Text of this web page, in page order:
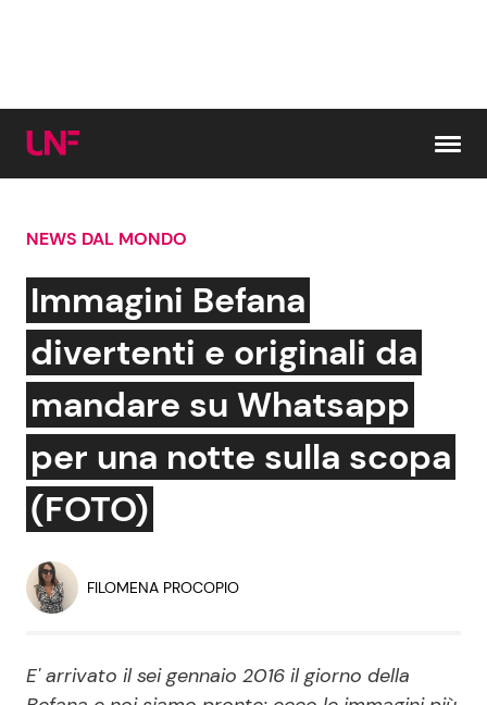
Cerca:
News e Cronaca
Attualità Italiana
Economia
Persone Scomparse
Gossip e TV
Bellezze VIP
Coppie VIP
Soap Opera
NEWS DAL MONDO
Immagini Befana
divertenti e originali da
mandare su Whatsapp
per una notte sulla scopa
(FOTO)
FILOMENA PROCOPIO
E' arrivato il sei gennaio 2016 il giorno della